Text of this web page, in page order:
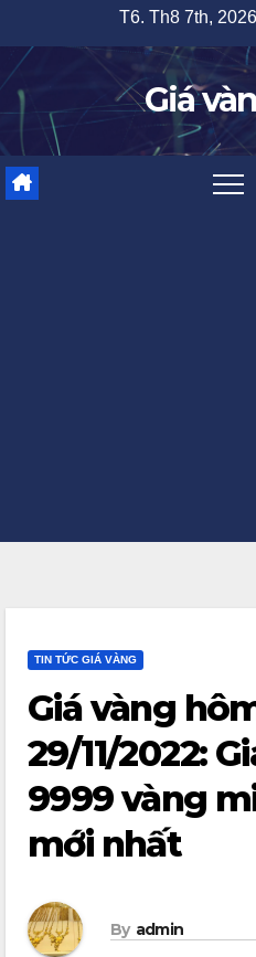
content
T6. Th8 7th, 2026
Giá
TIN TỨC GIÁ VÀNG
Giá vàng
29/11/2022:
9999 vàng
mới nhất
By admin